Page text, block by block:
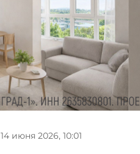
14 июня 2026, 10:01